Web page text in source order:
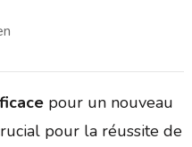
pour un nouveau
pour la réussite de